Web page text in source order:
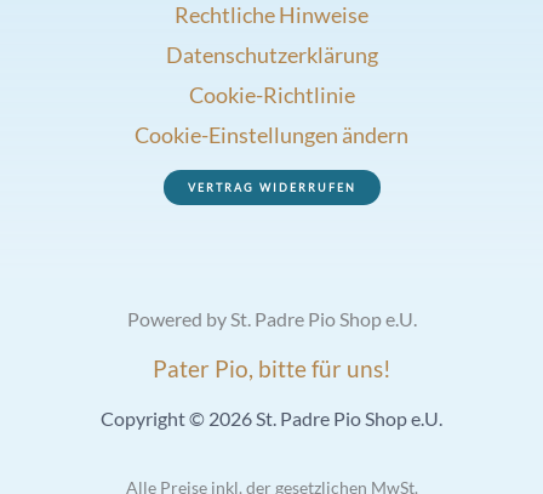
Rechtliche Hinweise
Datenschutzerklärung
Cookie-Richtlinie
Cookie-Einstellungen ändern
VERTRAG WIDERRUFEN
Powered by St. Padre Pio Shop e.U.
Pater Pio, bitte für uns!
Copyright © 2026 St. Padre Pio Shop e.U.
Alle Preise inkl. der gesetzlichen MwSt.